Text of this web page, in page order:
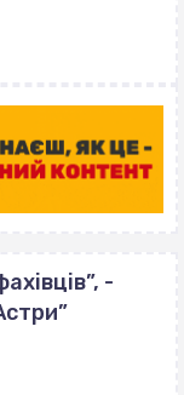
-